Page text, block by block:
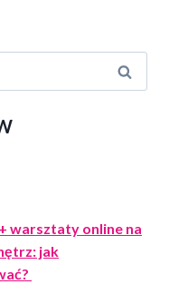
warsztaty online na
jak